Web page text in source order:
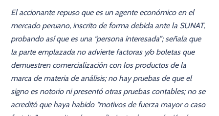
El accionante repuso que es un agente económico en el
mercado peruano, inscrito de forma debida ante la SUNAT,
probando así que es una “persona interesada”; señala que
la parte emplazada no advierte factoras y/o boletas que
demuestren comercialización con los productos de la
marca de materia de análisis; no hay pruebas de que el
signo es notorio ni presentó otras pruebas contables; no se
acreditó que haya habido “motivos de fuerza mayor o caso